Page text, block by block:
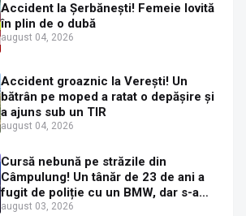
Accident la Șerbănești! Femeie lovită
în plin de o dubă
august 04, 2026
Accident groaznic la Verești! Un
bătrân pe moped a ratat o depășire și
a ajuns sub un TIR
august 04, 2026
Cursă nebună pe străzile din
Câmpulung! Un tânăr de 23 de ani a
fugit de poliție cu un BMW, dar s-a
oprit într-un gard de pe strada
august 03, 2026